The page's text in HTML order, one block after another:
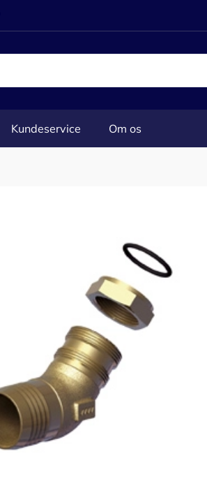
Kundeservice Om os